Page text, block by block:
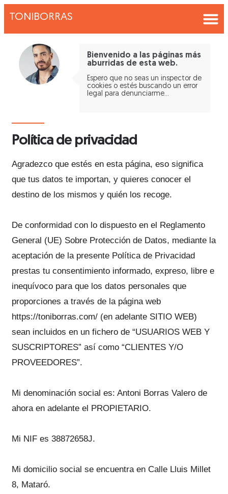
TONIBORRAS
Bienvenido a las páginas más
aburridas de esta web.
Espero que no seas un inspector de
cookies o estés buscando un error
legal para denunciarme…
Política de privacidad
Agradezco que estés en esta página, eso significa
que tus datos te importan, y quieres conocer el
destino de los mismos y quién los recoge.
De conformidad con lo dispuesto en el Reglamento
General (UE) Sobre Protección de Datos, mediante la
aceptación de la presente Política de Privacidad
prestas tu consentimiento informado, expreso, libre e
inequívoco para que los datos personales que
proporciones a través de la página web
https://toniborras.com/ (en adelante SITIO WEB)
sean incluidos en un fichero de “USUARIOS WEB Y
SUSCRIPTORES” así como “CLIENTES Y/O
PROVEEDORES”.
Mi denominación social es: Antoni Borras Valero de
ahora en adelante el PROPIETARIO.
Mi NIF es 38872658J.
Mi domicilio social se encuentra en Calle Lluis Millet
8, Mataró.